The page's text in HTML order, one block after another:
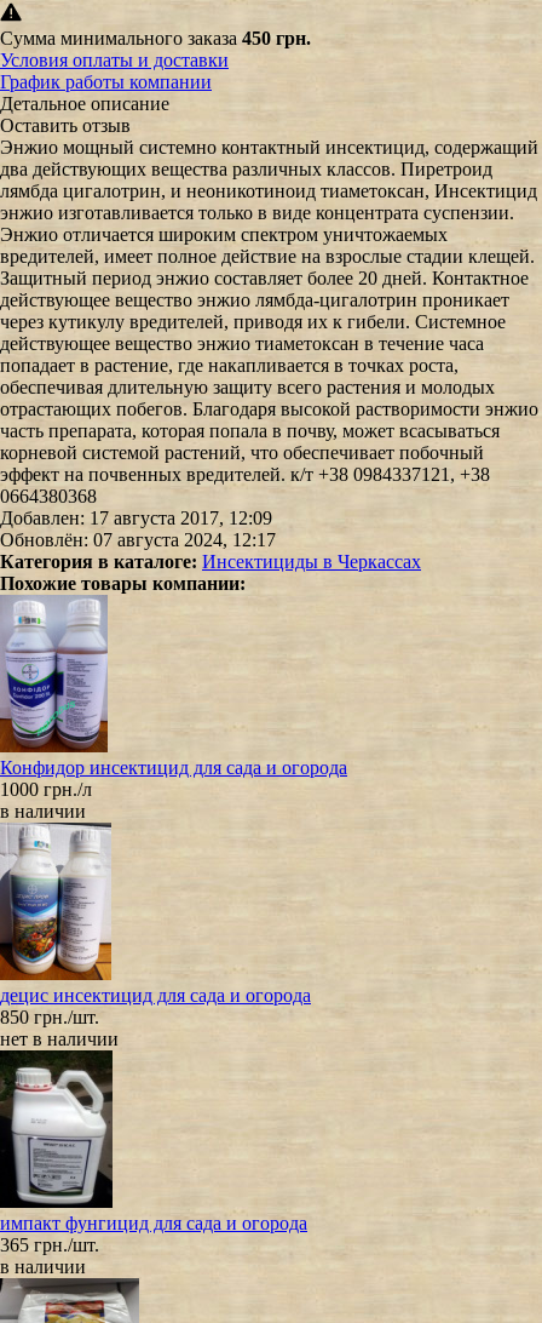
Сумма минимального заказа 450 грн.
Условия оплаты и доставки
График работы компании
Детальное описание
Оставить отзыв
Энжио мощный системно контактный инсектицид, содержащий
два действующих вещества различных классов. Пиретроид
лямбда цигалотрин, и неоникотиноид тиаметоксан, Инсектицид
энжио изготавливается только в виде концентрата суспензии.
Энжио отличается широким спектром уничтожаемых
вредителей, имеет полное действие на взрослые стадии клещей.
Защитный период энжио составляет более 20 дней. Контактное
действующее вещество энжио лямбда-цигалотрин проникает
через кутикулу вредителей, приводя их к гибели. Системное
действующее вещество энжио тиаметоксан в течение часа
попадает в растение, где накапливается в точках роста,
обеспечивая длительную защиту всего растения и молодых
отрастающих побегов. Благодаря высокой растворимости энжио
часть препарата, которая попала в почву, может всасываться
корневой системой растений, что обеспечивает побочный
эффект на почвенных вредителей. к/т +38 0984337121, +38
0664380368
Добавлен: 17 августа 2017, 12:09
Обновлён: 07 августа 2024, 12:17
Категория в каталоге: Инсектициды в Черкассах
Похожие товары компании:
Конфидор инсектицид для сада и огорода
1000 грн./л
в наличии
децис инсектицид для сада и огорода
850 грн./шт.
нет в наличии
импакт фунгицид для сада и огорода
365 грн./шт.
в наличии